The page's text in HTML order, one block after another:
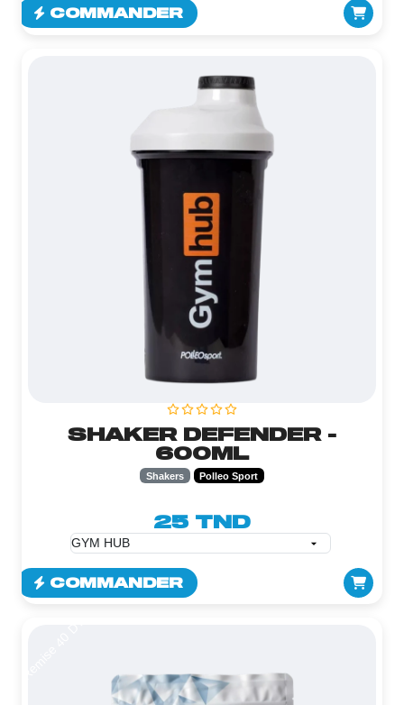
COMMANDER
SHAKER DEFENDER -
600ML
Shakers Polleo Sport
25 TND
COMMANDER